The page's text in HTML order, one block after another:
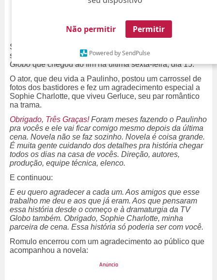
Não permitir Permitir
Powered by SendPulse
Só gratidão! Romulo Estrela usou as redes sociais para
se despedir de
Três Graças, novela das nove da
Globoque chegou ao fim na última sexta-feira, dia 15.
O ator, que deu vida a Paulinho, postou um carrossel de
fotos dos bastidores e fez um agradecimento especial a
Sophie Charlotte, que viveu Gerluce, seu par romântico
na trama.
Obrigado, Três Graças!Foram meses fazendo o Paulinho
pra vocês e ele vai ficar comigo mesmo depois da última
cena. Novela não se faz sozinho. Novela é coisa grande.
É muita gente cuidando dos detalhes pra história chegar
todos os dias na casa de vocês. Direção, autores,
produção, equipe técnica, elenco.
E continuou:
E eu quero agradecer a cada um. Aos amigos que esse
trabalho me deu e aos que já eram. Aos que pensaram
essa história desde o começo e à dramaturgia da TV
Globo também. Obrigado, Sophie Charlotte, minha
parceira de cena. Essa história só poderia ser com você.
Romulo encerrou com um agradecimento ao público que
acompanhou a novela: